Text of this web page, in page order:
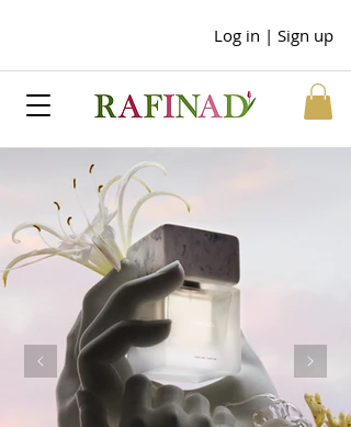
Log in | Sign up